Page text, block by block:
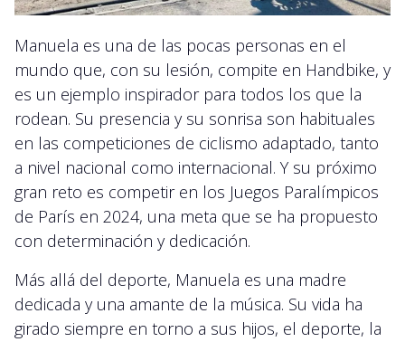
Manuela es una de las pocas personas en el
mundo que, con su lesión, compite en Handbike, y
es un ejemplo inspirador para todos los que la
rodean. Su presencia y su sonrisa son habituales
en las competiciones de ciclismo adaptado, tanto
a nivel nacional como internacional. Y su próximo
gran reto es competir en los Juegos Paralímpicos
de París en 2024, una meta que se ha propuesto
con determinación y dedicación.
Más allá del deporte, Manuela es una madre
dedicada y una amante de la música. Su vida ha
girado siempre en torno a sus hijos, el deporte, la